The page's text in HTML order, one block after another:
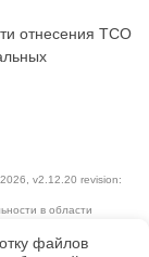
отнесения ТСО
v2.12.20 revision:
в области
файлов